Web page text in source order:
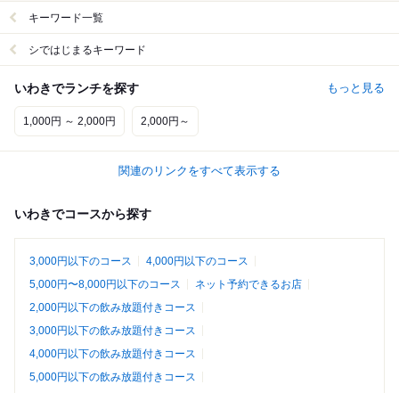
キーワード一覧
シではじまるキーワード
いわきでランチを探す もっと見る
1,000円 ～ 2,000円 2,000円～
関連のリンクをすべて表示する
いわきでコースから探す
3,000円以下のコース
4,000円以下のコース
5,000円〜8,000円以下のコース
ネット予約できるお店
2,000円以下の飲み放題付きコース
3,000円以下の飲み放題付きコース
4,000円以下の飲み放題付きコース
5,000円以下の飲み放題付きコース